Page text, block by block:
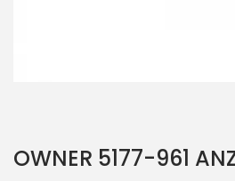
OWNER 5177-961